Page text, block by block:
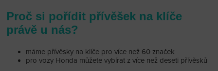
Proč si pořídit přívěšek na klíče
právě u nás?
máme přívěsky na klíče pro více než 60 značek
pro vozy Honda můžete vybírat z více než deseti přívěsků